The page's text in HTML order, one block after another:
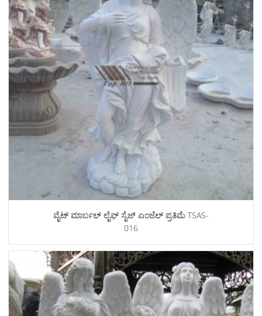
ವೈಟ್ ಮಾರ್ಬಲ್ ಲೈಫ್ ಸೈಜ್ ಏಂಜೆಲ್ ಪ್ರತಿಮೆ TSAS-
016